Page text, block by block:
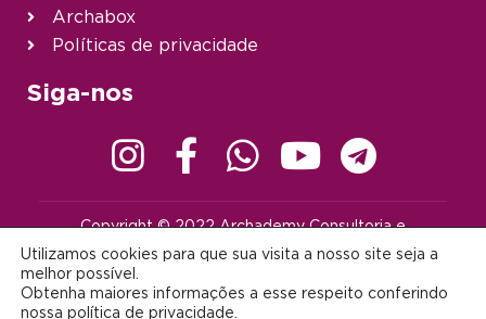
Archabox
Políticas de privacidade
Siga-nos
Copyright © 2022 Archademy Consultoria e
reservados |contato@archademy.com.br |
Desenvolvido por:
Utilizamos cookies para que sua visita a nosso site seja a
melhor possível.
Obtenha maiores informações a esse respeito conferindo
nossa política de privacidade